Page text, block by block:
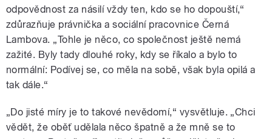
odpovědnost za násilí vždy ten, kdo se ho dopouští,“
zdůrazňuje právnička a sociální pracovnice Černá
Lambova. „Tohle je něco, co společnost ještě nemá
zažité. Byly tady dlouhé roky, kdy se říkalo a bylo to
normální: Podívej se, co měla na sobě, však byla opilá a
tak dále.“
„Do jisté míry je to takové nevědomí,“ vysvětluje. „Chci
vědět, že oběť udělala něco špatně a že mně se to